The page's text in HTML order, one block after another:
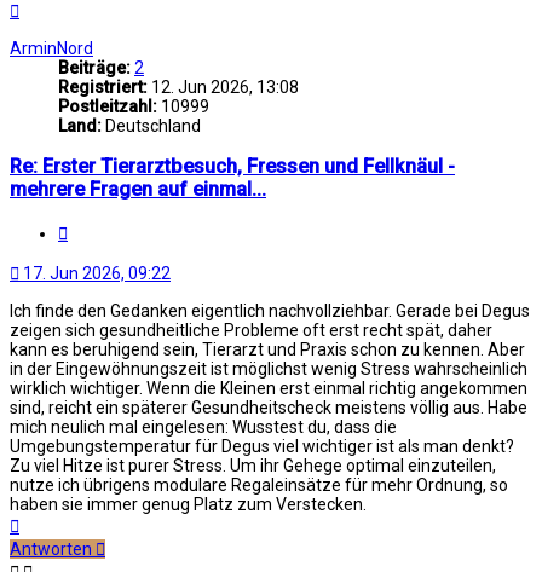
ArminNord
Beiträge:2
Registriert: 12. Jun 2026, 13:08
Postleitzahl: 10999
Land: Deutschland
Re: Erster Tierarztbesuch, Fressen und Fellknäul -
mehrere Fragen auf einmal...
17. Jun 2026, 09:22
Ich finde den Gedanken eigentlich nachvollziehbar. Gerade bei Degus
zeigen sich gesundheitliche Probleme oft erst recht spät, daher
kann es beruhigend sein, Tierarzt und Praxis schon zu kennen. Aber
in der Eingewöhnungszeit ist möglichst wenig Stress wahrscheinlich
wirklich wichtiger. Wenn die Kleinen erst einmal richtig angekommen
sind, reicht ein späterer Gesundheitscheck meistens völlig aus. Habe
mich neulich mal eingelesen: Wusstest du, dass die
Umgebungstemperatur für Degus viel wichtiger ist als man denkt?
Zu viel Hitze ist purer Stress. Um ihr Gehege optimal einzuteilen,
nutze ich übrigens modulare Regaleinsätze für mehr Ordnung, so
haben sie immer genug Platz zum Verstecken.
oben
Antworten